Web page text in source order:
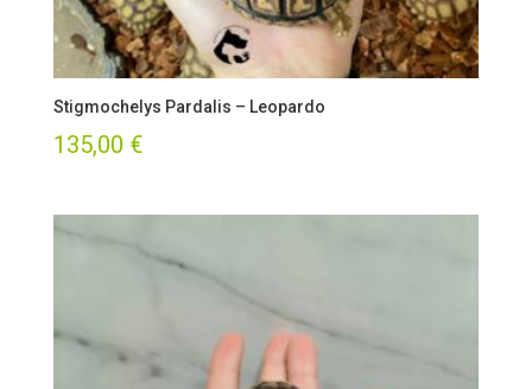
Stigmochelys Pardalis – Leopardo
135,00 €